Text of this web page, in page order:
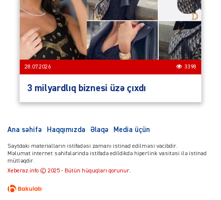
28.07.2026 3398
3 milyardlıq biznesi üzə çıxdı
Ana səhifə Haqqımızda Əlaqə Media üçün
Saytdakı materialların istifadəsi zamanı istinad edilməsi vacibdir.
Məlumat internet səhifələrində istifadə edildikdə hiperlink vasitəsi ilə istinad
mütləqdir.
Xeberaz.info © 2025 - Bütün hüquqları qorunur.